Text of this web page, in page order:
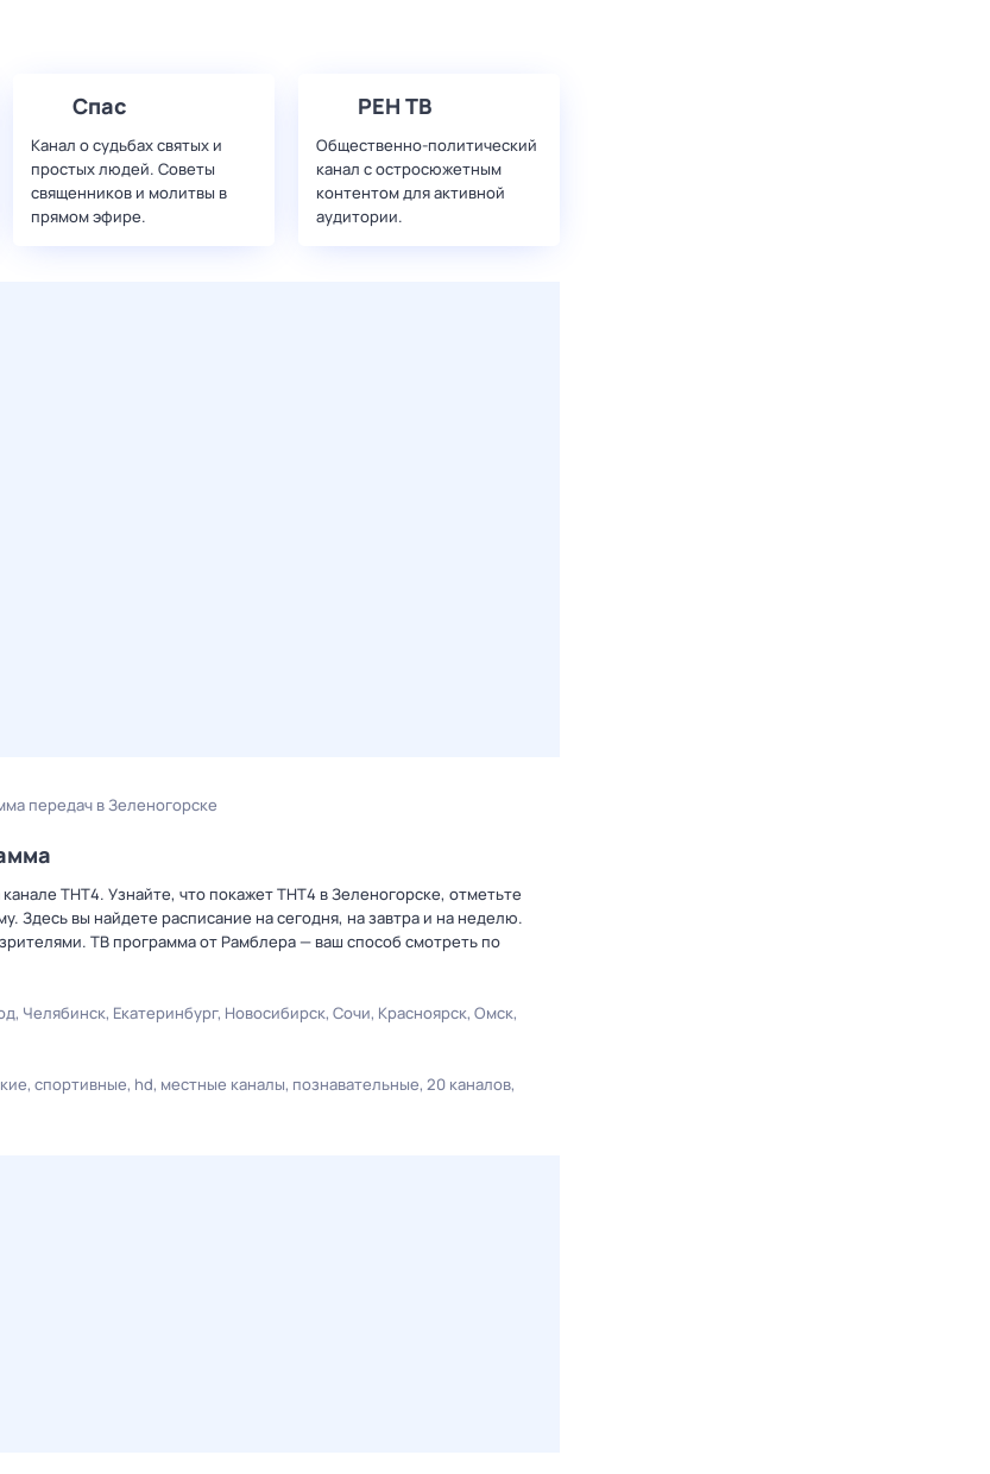
Спас
Канал о судьбах святых и
простых людей. Советы
священников и молитвы в
прямом эфире.
РЕН ТВ
Общественно-политический
канал с остросюжетным
контентом для активной
аудитории.
передач в Зеленогорске
ТНТ4. Узнайте, что покажет ТНТ4 в Зеленогорске, отметьте
Здесь вы найдете расписание на сегодня, на завтра и на неделю.
ТВ программа от Рамблера — ваш способ смотреть по
Челябинск Екатеринбург Новосибирск Сочи Красноярск Омск
спортивные hd местные каналы познавательные 20 каналов